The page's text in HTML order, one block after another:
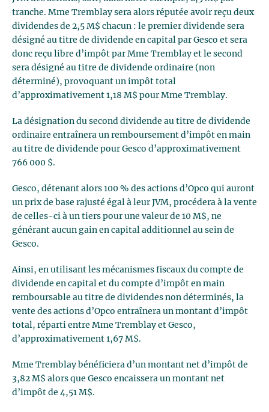
tranche. Mme Tremblay sera alors réputée avoir reçu deux
dividendes de 2,5 M$ chacun : le premier dividende sera
désigné au titre de dividende en capital par Gesco et sera
donc reçu libre d’impôt par Mme Tremblay et le second
sera désigné au titre de dividende ordinaire (non
déterminé), provoquant un impôt total
d’approximativement 1,18 M$ pour Mme Tremblay.
La désignation du second dividende au titre de dividende
ordinaire entraînera un remboursement d’impôt en main
au titre de dividende pour Gesco d’approximativement
766 000 $.
Gesco, détenant alors 100 % des actions d’Opco qui auront
un prix de base rajusté égal à leur JVM, procédera à la vente
de celles-ci à un tiers pour une valeur de 10 M$, ne
générant aucun gain en capital additionnel au sein de
Gesco.
Ainsi, en utilisant les mécanismes fiscaux du compte de
dividende en capital et du compte d’impôt en main
remboursable au titre de dividendes non déterminés, la
vente des actions d’Opco entraînera un montant d’impôt
total, réparti entre Mme Tremblay et Gesco,
d’approximativement 1,67 M$.
Mme Tremblay bénéficiera d’un montant net d’impôt de
3,82 M$ alors que Gesco encaissera un montant net
d’impôt de 4,51 M$.